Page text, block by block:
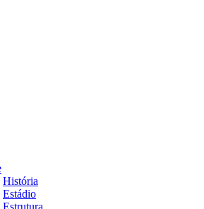
História
Estádio
Estrutura